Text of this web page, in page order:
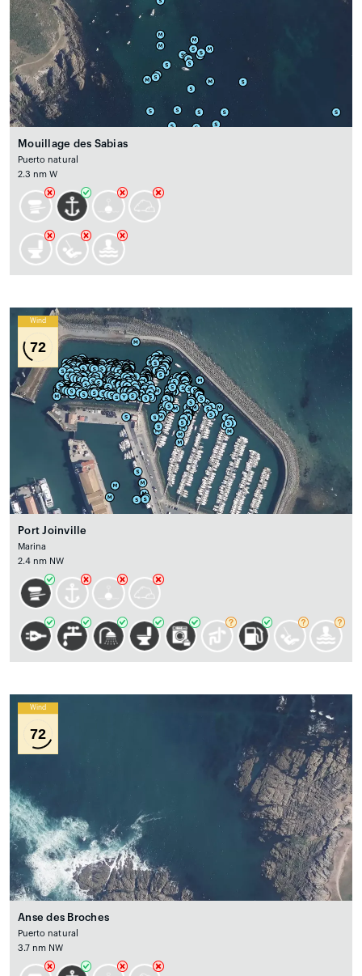
Mouillage des Sabias
Puerto natural
2.3 nm W
Wind
72
Port Joinville
Marina
2.4 nm NW
Wind
72
Anse des Broches
Puerto natural
3.7 nm NW